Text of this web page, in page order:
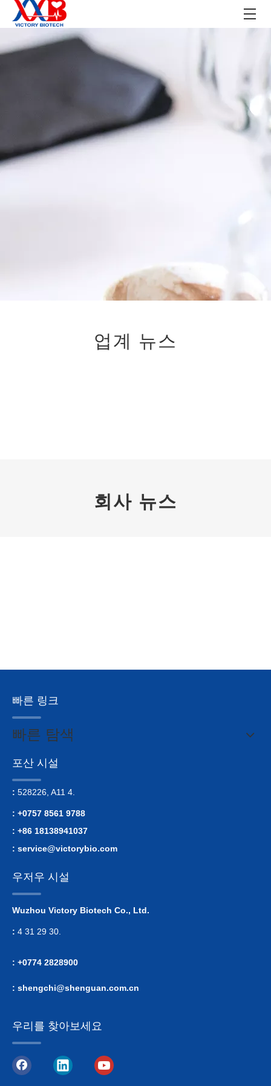
업계 뉴스
회사 뉴스
빠른 링크
빠른 탐색
포산 시설
: 528226, A11 4.
: +0757 8561 9788
: +86 18138941037
: service@victorybio.com
우저우 시설
Wuzhou Victory Biotech Co., Ltd.
: 4 31 29 30.
: +0774 2828900
: shengchi@shenguan.com.cn
우리를 찾아보세요